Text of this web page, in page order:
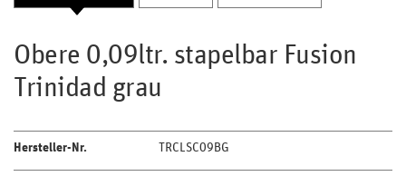
Obere 0,09ltr. stapelbar Fusion
Trinidad grau
Hersteller-Nr. TRCLSC09BG